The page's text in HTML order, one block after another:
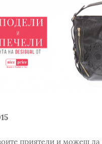
приятели и можеш